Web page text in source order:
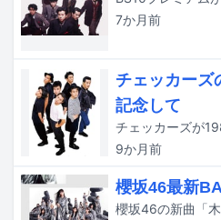
7か月前
チェッカーズ
記念して
9か月前
櫻坂46最新